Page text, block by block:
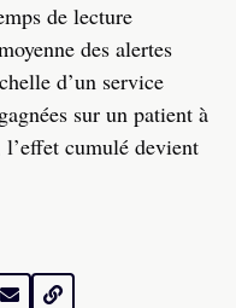
de lecture
des alertes
d’un service
sur un patient à
cumulé devient